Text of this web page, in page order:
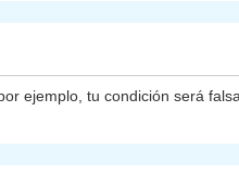
ejemplo, tu condición será